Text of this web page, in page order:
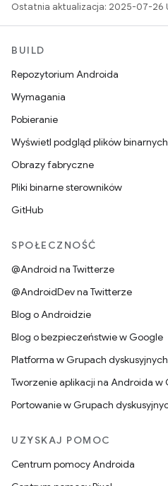
Ostatnia aktualizacja: 2025-07-26
BUILD
Repozytorium Androida
Wymagania
Pobieranie
Wyświetl podgląd plików binarnych
Obrazy fabryczne
Pliki binarne sterowników
GitHub
SPOŁECZNOŚĆ
@Android na Twitterze
@AndroidDev na Twitterze
Blog o Androidzie
Blog o bezpieczeństwie w Google
Platforma w Grupach
Tworzenie aplikacji na Androida
Portowanie w Grupach
UZYSKAJ POMOC
Centrum pomocy Androida